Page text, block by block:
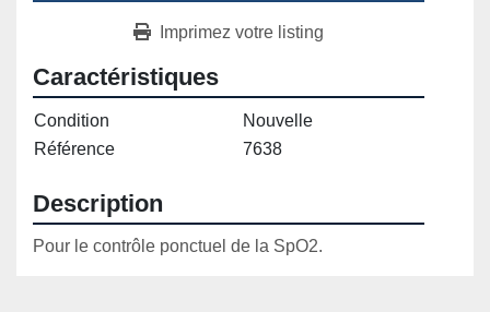
Imprimez votre listing
Caractéristiques
Condition
Nouvelle
Référence
7638
Description
Pour le contrôle ponctuel de la SpO2.